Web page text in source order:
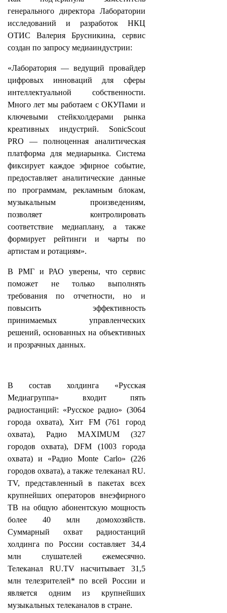
генерального директора Лаборатории
исследований и разработок НКЦ
ОТИС Валерия Брусникина, сервис
создан по запросу медиаиндустрии:
«Лаборатория — ведущий провайдер
цифровых инноваций для сферы
интеллектуальной собственности.
Много лет мы работаем с ОКУПами и
ключевыми стейкхолдерами рынка
креативных индустрий. SonicScout
PRO — полноценная аналитическая
платформа для медиарынка. Система
фиксирует каждое эфирное событие,
предоставляет аналитические данные
по программам, рекламным блокам,
музыкальным произведениям,
позволяет контролировать
соответствие медиаплану, а также
формирует рейтинги и чарты по
артистам и ротациям».
В РМГ и РАО уверены, что сервис
поможет не только выполнять
требования по отчетности, но и
повысить эффективность
принимаемых управленческих
решений, основанных на объективных
и прозрачных данных.
В состав холдинга «Русская
Медиагруппа» входит пять
радиостанций: «Русское радио» (3064
города охвата), Хит FM (761 город
охвата), Радио MAXIMUM (327
городов охвата), DFM (1003 города
охвата) и «Радио Monte Carlo» (226
городов охвата), а также телеканал RU.
TV, представленный в пакетах всех
крупнейших операторов внеэфирного
ТВ на общую абонентскую мощность
более 40 млн домохозяйств.
Суммарный охват радиостанций
холдинга по России составляет 34,4
млн слушателей ежемесячно.
Телеканал RU.TV насчитывает 31,5
млн телезрителей* по всей России и
является одним из крупнейших
музыкальных телеканалов в стране.